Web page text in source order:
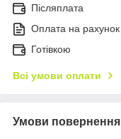
Післяплата
Оплата на рахунок
Готівкою
Всі умови оплати
Умови повернення